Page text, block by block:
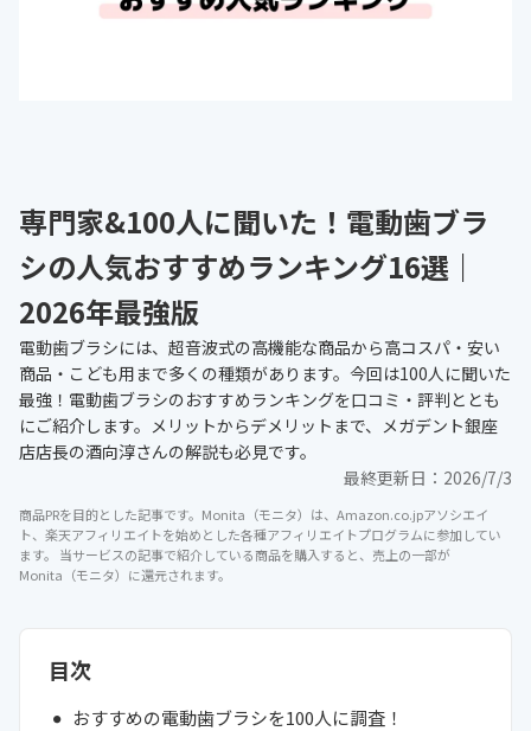
専門家&100人に聞いた！電動歯ブラ
シの人気おすすめランキング16選｜
2026年最強版
電動歯ブラシには、超音波式の高機能な商品から高コスパ・安い
商品・こども用まで多くの種類があります。今回は100人に聞いた
最強！電動歯ブラシのおすすめランキングを口コミ・評判ととも
にご紹介します。メリットからデメリットまで、メガデント銀座
店店長の酒向淳さんの解説も必見です。
最終更新日： 2026/7/3
商品PRを目的とした記事です。Monita（モニタ）は、Amazon.co.jpアソシエイ
ト、楽天アフィリエイトを始めとした各種アフィリエイトプログラムに参加してい
ます。 当サービスの記事で紹介している商品を購入すると、売上の一部が
Monita（モニタ）に還元されます。
目次
おすすめの電動歯ブラシを100人に調査！